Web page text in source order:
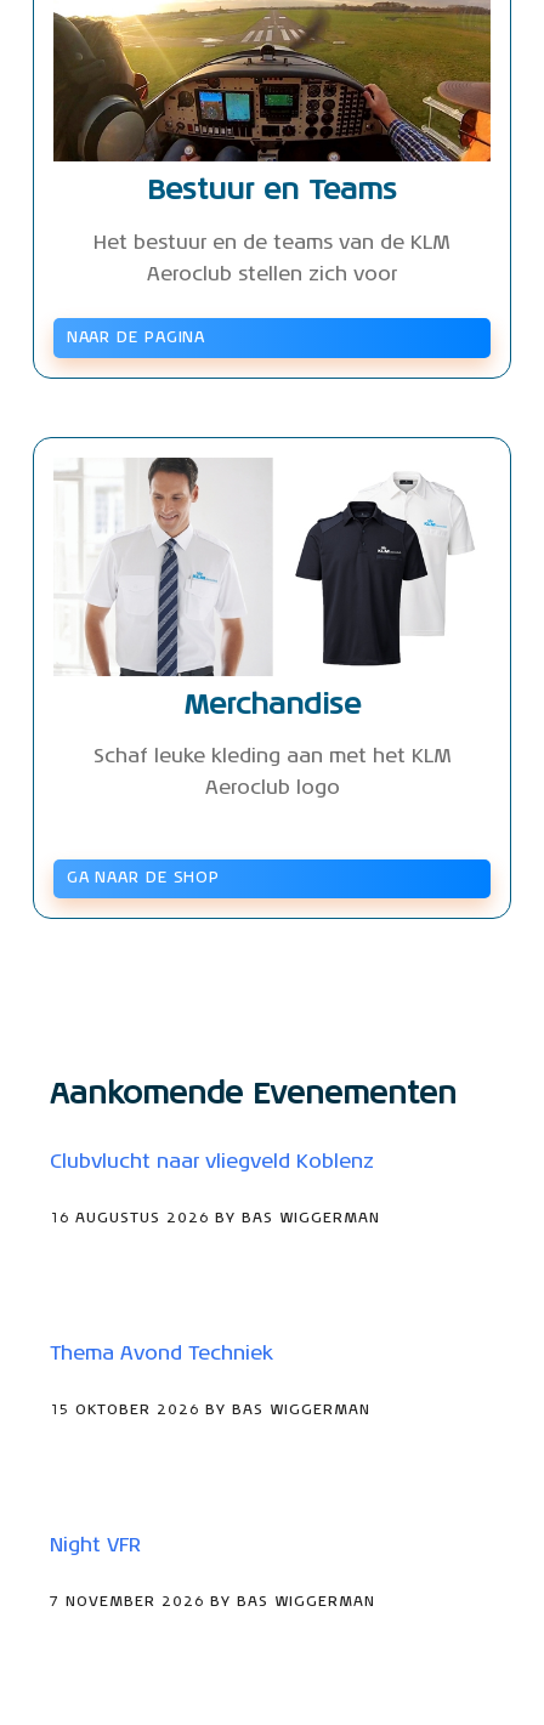
Bestuur en Teams
Het bestuur en de teams van de KLM
Aeroclub stellen zich voor
NAAR DE PAGINA
Merchandise
Schaf leuke kleding aan met het KLM
Aeroclub logo
GA NAAR DE SHOP
Aankomende Evenementen
Clubvlucht naar vliegveld Koblenz
16 AUGUSTUS 2026 BY BAS WIGGERMAN
Thema Avond Techniek
15 OKTOBER 2026 BY BAS WIGGERMAN
Night VFR
7 NOVEMBER 2026 BY BAS WIGGERMAN